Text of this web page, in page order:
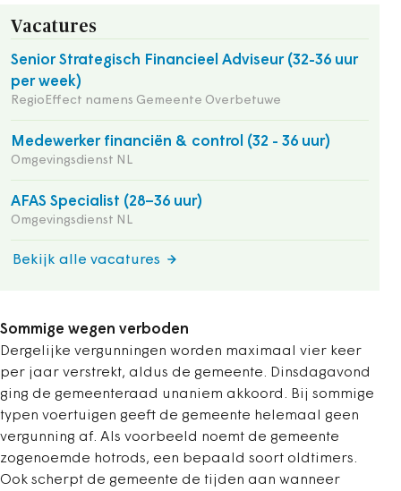
Vacatures
Senior Strategisch Financieel Adviseur (32-36 uur
per week)
RegioEffect namens Gemeente Overbetuwe
Medewerker financiën & control (32 - 36 uur)
Omgevingsdienst NL
AFAS Specialist (28–36 uur)
Omgevingsdienst NL
Bekijk alle vacatures
Sommige wegen verboden
Dergelijke vergunningen worden maximaal vier keer
per jaar verstrekt, aldus de gemeente. Dinsdagavond
ging de gemeenteraad unaniem akkoord. Bij sommige
typen voertuigen geeft de gemeente helemaal geen
vergunning af. Als voorbeeld noemt de gemeente
zogenoemde hotrods, een bepaald soort oldtimers.
Ook scherpt de gemeente de tijden aan wanneer